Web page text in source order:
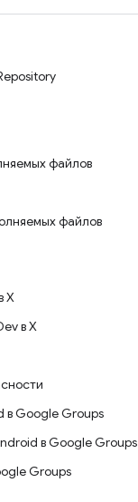
файлов
файлов
X
в X
Google Groups
в Google Groups
Groups